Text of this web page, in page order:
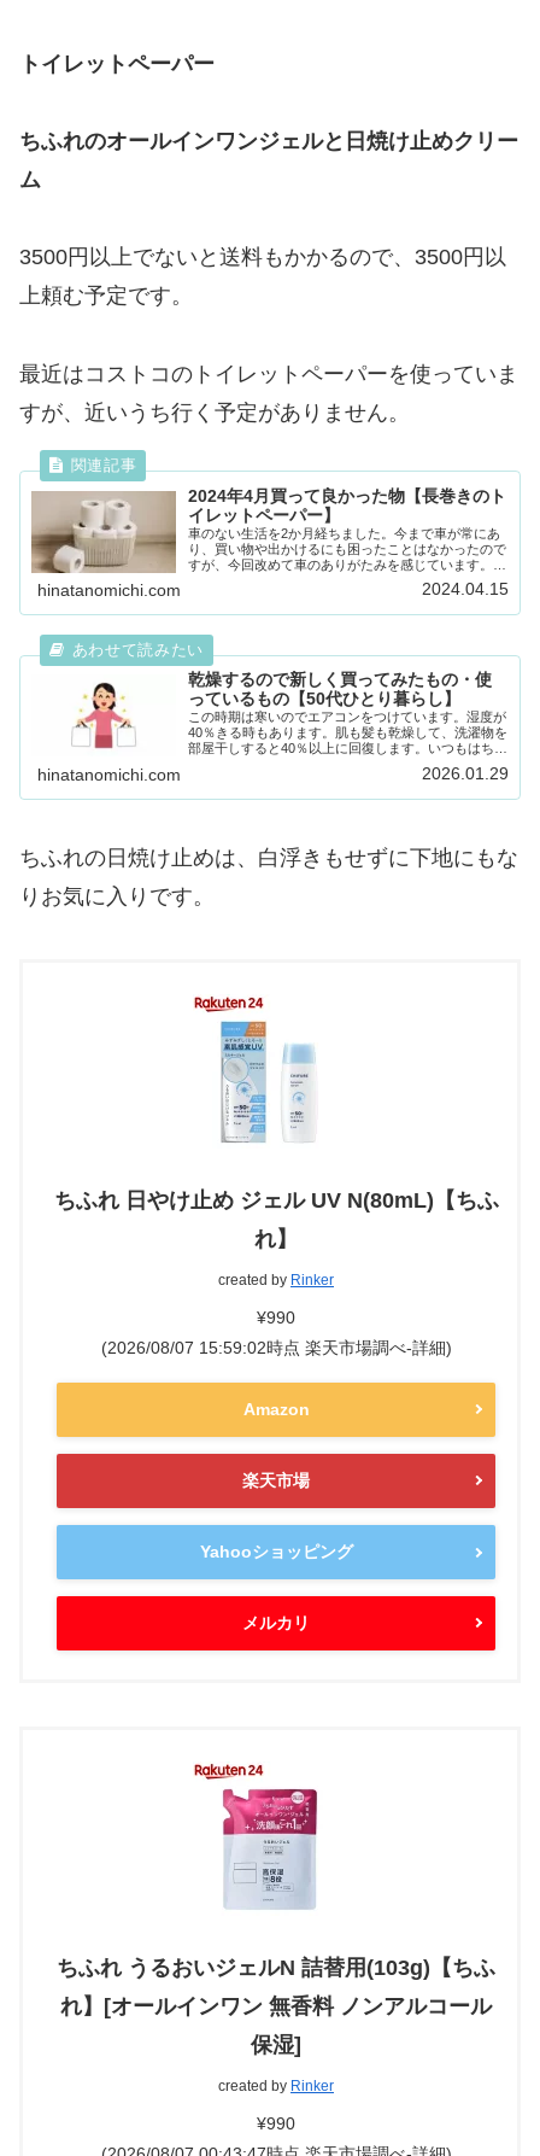
トイレットペーパー
ちふれのオールインワンジェルと日焼け止めクリー
ム
3500円以上でないと送料もかかるので、3500円以
上頼む予定です。
最近はコストコのトイレットペーパーを使っていま
すが、近いうち行く予定がありません。
2024年4月買って良かった物【長巻きのト
イレットペーパー】
車のない生活を2か月経ちました。今まで車が常にあ
り、買い物や出かけるにも困ったことはなかったので
すが、今回改めて車のありがたみを感じています。地
方なので、ほとんどの交通機関はバスで、しかも中心
地へ行くバスばかりなのです。周りはほとんど車を
所...
hinatanomichi.com 2024.04.15
乾燥するので新しく買ってみたもの・使
っているもの【50代ひとり暮らし】
この時期は寒いのでエアコンをつけています。湿度が
40％きる時もあります。肌も髪も乾燥して、洗濯物を
部屋干しすると40％以上に回復します。いつもはちふ
が、お風呂上りや最近乾燥が気になってきました。...
hinatanomichi.com 2026.01.29
ちふれの日焼け止めは、白浮きもせずに下地にもな
りお気に入りです。
ちふれ 日やけ止め ジェル UV N(80mL)【ちふ
れ】
created by Rinker
¥990
(2026/08/07 15:59:02時点 楽天市場調べ-詳細)
Amazon
楽天市場
Yahooショッピング
メルカリ
ちふれ うるおいジェルN 詰替用(103g)【ちふ
れ】[オールインワン 無香料 ノンアルコール
保湿]
created by Rinker
¥990